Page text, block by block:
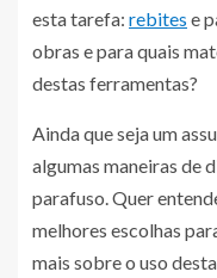
esta tarefa: rebites e
obras e para quais
destas ferramentas?
Ainda que seja um
algumas maneiras de
parafuso. Quer
melhores escolhas
mais sobre o uso